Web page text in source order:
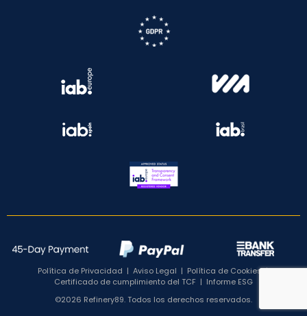
Política de Privacidad | Aviso Legal | Política de Cookies|
Certificado de cumplimiento del TCF | Informe ESG
©2026 Refinery89. Todos los derechos reservados.